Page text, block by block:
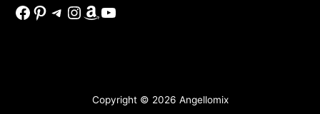
Facebook
Pinterest
Telegram
Instagram
Amazon
YouTube
Copyright © 2026 Angellomix